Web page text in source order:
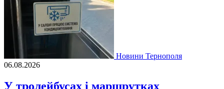
Новини Тернополя
06.08.2026
У тролейбусах і маршрутках